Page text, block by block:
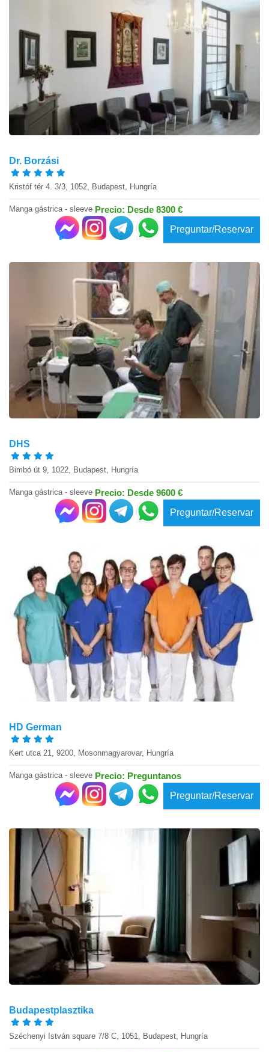
Dr. Borzási
Kristóf tér 4. 3/3, 1052, Budapest, Hungría
Manga gástrica - sleeve Precio: Desde 8300 €
Preguntar/Reservar
DHS
Bimbó út 9, 1022, Budapest, Hungría
Manga gástrica - sleeve Precio: Desde 9600 €
Preguntar/Reservar
HD German
Kert utca 21, 9200, Mosonmagyarovar, Hungría
Manga gástrica - sleeve Precio: Preguntanos
Preguntar/Reservar
Budapestplasztika
Széchenyi István square 7/8 C, 1051, Budapest, Hungría